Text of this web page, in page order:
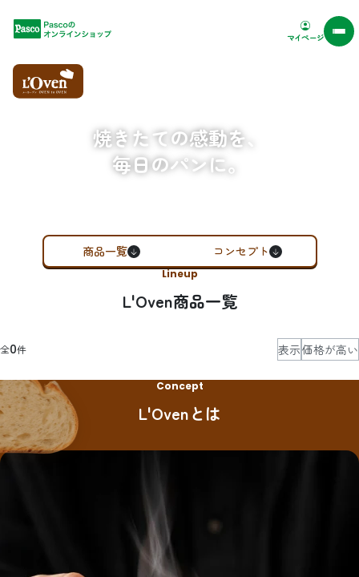
Pascoオンラインショップ マイページ
焼きたての感動を、
毎日のパンに。
商品一覧 コンセプト
Lineup
L'Oven商品一覧
全0件 表示価格が高い
Concept
L'Ovenとは